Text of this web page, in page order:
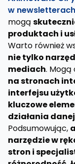
w
mogą
produktach i
Warto również
nie tylko
mediach. Mogą
na stronach
interfejsu
kluczowe
działania
Podsumowując,
narzędzie w
stron i